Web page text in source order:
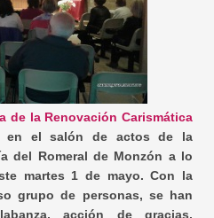
de la Renovación Carismática
en el salón de actos de la
del Romeral de Monzón a lo
martes 1 de mayo. Con la
grupo de personas, se han
acción de gracias,